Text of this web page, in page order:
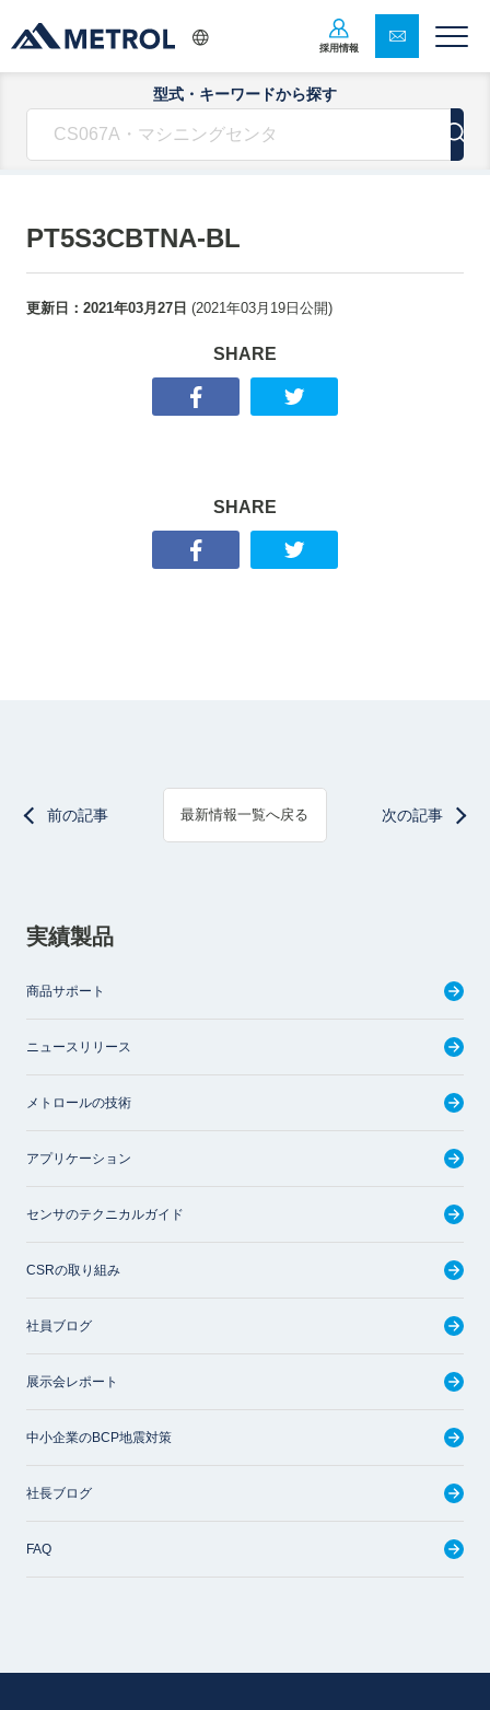
採用情報
型式・キーワードから探す
PT5S3CBTNA-BL
更新日： 2021年03月27日 (2021年03月19日 公開)
SHARE
SHARE
前の記事 最新情報一覧へ戻る 次の記事
実績製品
商品サポート
ニュースリリース
メトロールの技術
アプリケーション
センサのテクニカルガイド
CSRの取り組み
社員ブログ
展示会レポート
中小企業のBCP地震対策
社長ブログ
FAQ